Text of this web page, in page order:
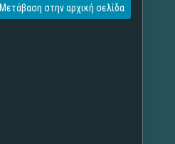
Μετάβαση στην αρχική σελίδα